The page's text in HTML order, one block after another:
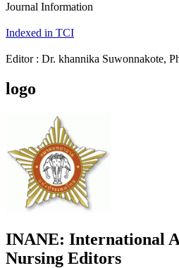
Journal Information
Indexed in TCI
Editor : Dr. khannika Suwonnakote,
logo
INANE: International
Nursing Editors